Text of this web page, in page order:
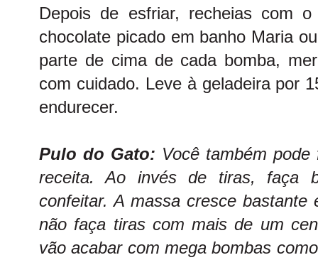
Depois de esfriar, recheias com
chocolate picado em banho Maria
parte de cima de cada bomba,
com cuidado. Leve à geladeira por
endurecer.
Pulo do Gato: Você também
receita. Ao invés de tiras, faça
confeitar. A massa cresce
não faça tiras com mais de um
vão acabar com mega bombas